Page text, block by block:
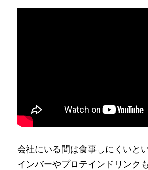
会社にいる間は食事しにくいと
インバーやプロテインドリンク